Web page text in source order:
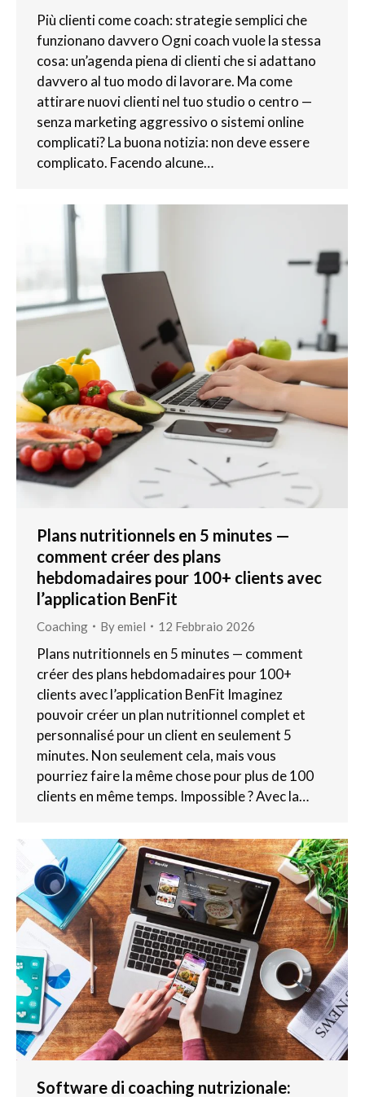
Più clienti come coach: strategie semplici che
funzionano davvero Ogni coach vuole la stessa
cosa: un’agenda piena di clienti che si adattano
davvero al tuo modo di lavorare. Ma come
attirare nuovi clienti nel tuo studio o centro —
senza marketing aggressivo o sistemi online
complicati? La buona notizia: non deve essere
complicato. Facendo alcune…
Plans nutritionnels en 5 minutes —
comment créer des plans
hebdomadaires pour 100+ clients avec
l’application BenFit
Coaching Byemiel 12 Febbraio 2026
Plans nutritionnels en 5 minutes — comment
créer des plans hebdomadaires pour 100+
clients avec l’application BenFit Imaginez
pouvoir créer un plan nutritionnel complet et
personnalisé pour un client en seulement 5
minutes. Non seulement cela, mais vous
pourriez faire la même chose pour plus de 100
clients en même temps. Impossible ? Avec la…
Software di coaching nutrizionale: